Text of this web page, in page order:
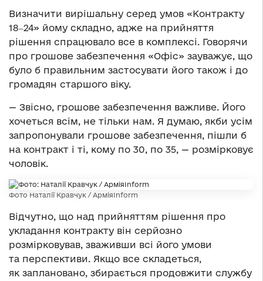
Визначити вирішальну серед умов «Контракту
18‒24» йому складно, адже на прийняття
рішення спрацювало все в комплексі. Говорячи
про грошове забезпечення «Офіс» зауважує, що
було б правильним застосувати його також і до
громадян старшого віку.
— Звісно, грошове забезпечення важливе. Його
хочеться всім, не тільки нам. Я думаю, якби усім
запропонували грошове забезпечення, пішли б
на контракт і ті, кому по 30, по 35, — розмірковує
чоловік.
Фото Наталії Кравчук / АрміяInform
Відчутно, що над прийняттям рішення про
укладання контракту він серйозно
розмірковував, зваживши всі його умови
та перспективи. Якщо все складеться,
як заплановано, збирається продовжити службу